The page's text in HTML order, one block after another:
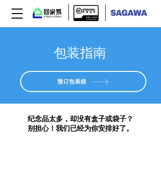
包装指南
预订包装袋
纪念品太多，却没有盒子或袋子？
别担心！我们已经为你安排好了。